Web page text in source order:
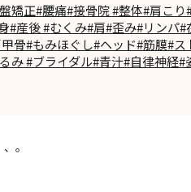
矯正#腰痛#接骨院 #整体#肩こ
#産後 #むくみ#肩#歪み#リンパ
骨#もみほぐし#ヘッド#筋膜#
み #ブライダル#青汁#自律神経
。